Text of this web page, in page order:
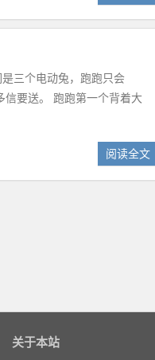
三个电动兔，跑跑只会
信要送。 跑跑第一个背着大
阅读全文
关于本站